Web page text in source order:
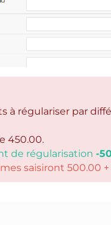
à régulariser par
450.00.
de régularisation -
saisiront 500.00